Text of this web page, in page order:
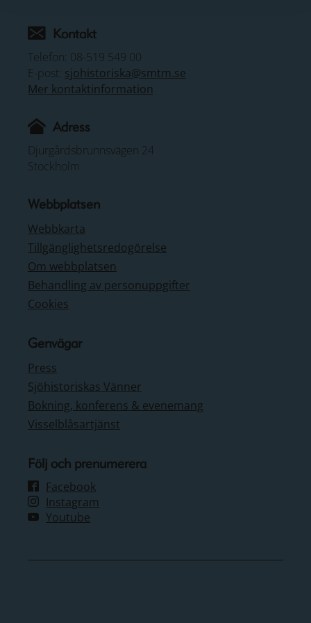
Kontakt
Telefon: 08-519 549 00
E-post: sjohistoriska@smtm.se
Mer kontaktinformation
Adress
Djurgårdsbrunnsvägen 24
Stockholm
Webbplatsen
Webbkarta
Tillgänglighetsredogörelse
Om webbplatsen
Behandling av personuppgifter
Cookies
Genvägar
Press
Sjöhistoriskas Vänner
Bokning, konferens & evenemang
Visselblåsartjänst
Följ och prenumerera
Facebook
Instagram
Youtube